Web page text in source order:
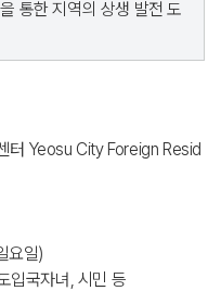
통한 지역의 상생 발전 도
터 Yeosu City Foreign Resid
요일)
입국자녀, 시민 등